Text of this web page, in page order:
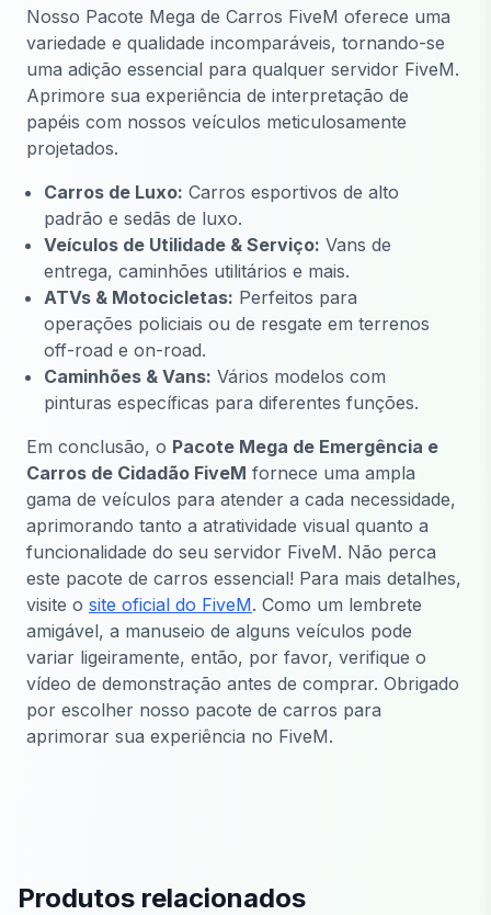
Nosso Pacote Mega de Carros FiveM oferece uma
variedade e qualidade incomparáveis, tornando-se
uma adição essencial para qualquer servidor FiveM.
Aprimore sua experiência de interpretação de
papéis com nossos veículos meticulosamente
projetados.
Carros de Luxo: Carros esportivos de alto
padrão e sedãs de luxo.
Veículos de Utilidade & Serviço: Vans de
entrega, caminhões utilitários e mais.
ATVs & Motocicletas: Perfeitos para
operações policiais ou de resgate em terrenos
off-road e on-road.
Caminhões & Vans: Vários modelos com
pinturas específicas para diferentes funções.
Em conclusão, o Pacote Mega de Emergência e
Carros de Cidadão FiveM fornece uma ampla
gama de veículos para atender a cada necessidade,
aprimorando tanto a atratividade visual quanto a
funcionalidade do seu servidor FiveM. Não perca
este pacote de carros essencial! Para mais detalhes,
visite o site oficial do FiveM. Como um lembrete
amigável, a manuseio de alguns veículos pode
variar ligeiramente, então, por favor, verifique o
vídeo de demonstração antes de comprar. Obrigado
por escolher nosso pacote de carros para
aprimorar sua experiência no FiveM.
Produtos relacionados